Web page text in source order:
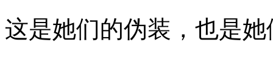
这是她们的伪装，也是